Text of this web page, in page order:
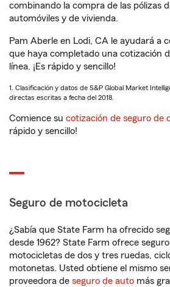
combinando la compra de las pólizas
automóviles y de vivienda.
Pam Aberle en Lodi, CA le ayudará a
que haya completado una cotización
línea. ¡Es rápido y sencillo!
1. Clasificación y datos de S&P Global Market
directas escritas a fecha del 2018.
Comience su cotización de seguro de
rápido y sencillo!
Seguro de motocicleta
¿Sabía que State Farm ha ofrecido
desde 1962? State Farm ofrece
motocicletas de dos y tres ruedas,
motonetas. Usted obtiene el mismo
proveedora de seguro de auto más